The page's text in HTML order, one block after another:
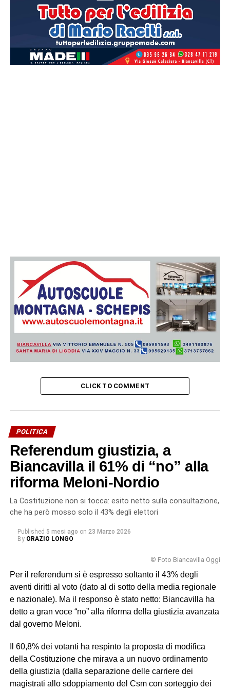
CLICK TO COMMENT
POLITICA
Referendum giustizia, a
Biancavilla il 61% di “no” alla
riforma Meloni-Nordio
La Costituzione non si tocca: esito netto sulla consultazione,
che ha però mosso solo il 43% degli elettori
Published 5 mesi ago on 23 Marzo 2026
By ORAZIO LONGO
© Foto Biancavilla Oggi
Per il referendum si è espresso soltanto il 43% degli
aventi diritti al voto (dato al di sotto della media regionale
e nazionale). Ma il responso è stato netto: Biancavilla ha
detto a gran voce “no” alla riforma della giustizia avanzata
dal governo Meloni.
Il 60,8% dei votanti ha respinto la proposta di modifica
della Costituzione che mirava a un nuovo ordinamento
della giustizia (dalla separazione delle carriere dei
magistrati allo sdoppiamento del Csm con sorteggio dei